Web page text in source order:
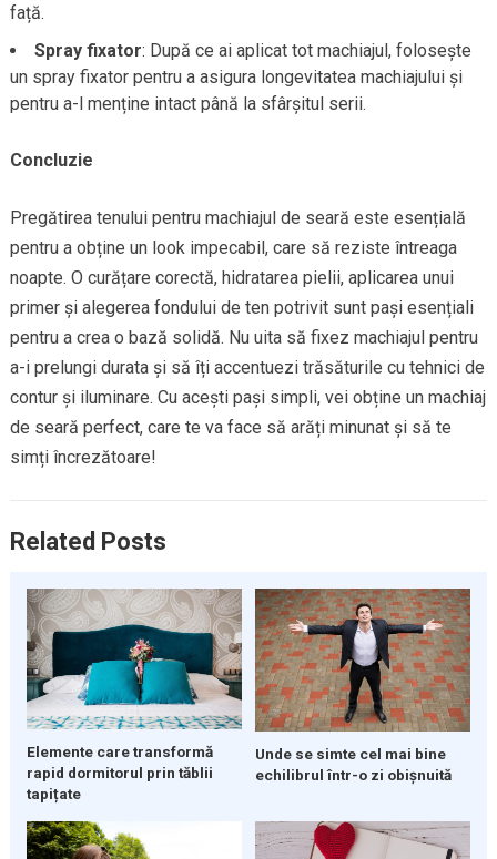
față.
Spray fixator: După ce ai aplicat tot machiajul, folosește
un spray fixator pentru a asigura longevitatea machiajului și
pentru a-l menține intact până la sfârșitul serii.
Concluzie
Pregătirea tenului pentru machiajul de seară este esențială
pentru a obține un look impecabil, care să reziste întreaga
noapte. O curățare corectă, hidratarea pielii, aplicarea unui
primer și alegerea fondului de ten potrivit sunt pași esențiali
pentru a crea o bază solidă. Nu uita să fixez machiajul pentru
a-i prelungi durata și să îți accentuezi trăsăturile cu tehnici de
contur și iluminare. Cu acești pași simpli, vei obține un machiaj
de seară perfect, care te va face să arăți minunat și să te
simți încrezătoare!
Related Posts
Elemente care transformă
rapid dormitorul prin tăblii
tapițate
Unde se simte cel mai bine
echilibrul într-o zi obișnuită